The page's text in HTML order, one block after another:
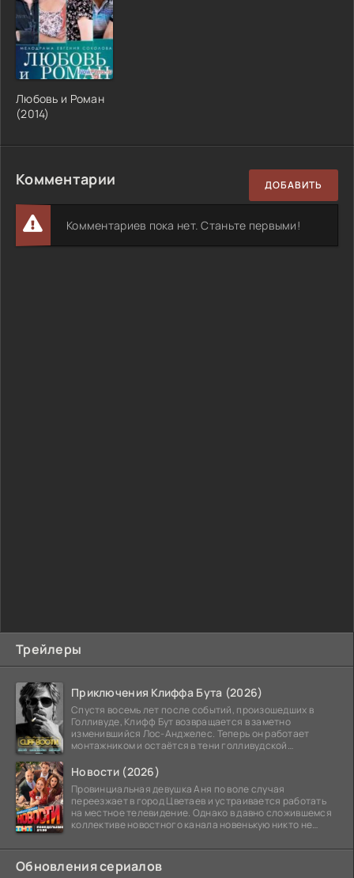
Трейлеры
Приключения Клиффа Бута (2026)
Спустя восемь лет после событий, произошедших в
Голливуде, Клифф Бут возвращается в заметно
изменившийся Лос-Анджелес. Теперь он работает
монтажником и остаётся в тени голливудской
Новости (2026)
Провинциальная девушка Аня по воле случая
переезжает в город Цветаев и устраивается работать
на местное телевидение. Однако в давно сложившемся
коллективе новостного канала новенькую никто не
Обновления сериалов
Любовь и Роман
(2014)
Комментарии ДОБАВИТЬ
Комментариев пока нет. Станьте первыми!